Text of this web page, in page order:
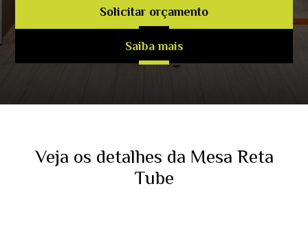
Solicitar orçamento
Saiba mais
Veja os detalhes da Mesa Reta
Tube